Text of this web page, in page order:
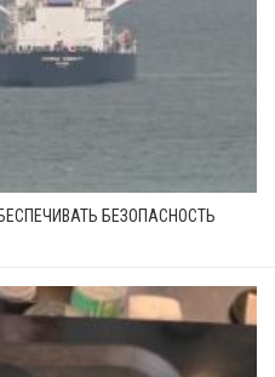
БЕЗОПАСНОСТЬ